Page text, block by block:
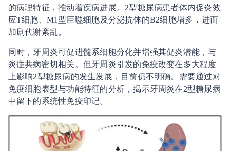
的病理特征，推动着疾病进展。2型糖尿病患者体内促炎效
应T细胞、M1型巨噬细胞及分泌抗体的B2细胞增多，进而
加剧代谢紊乱。
同时，牙周炎可促进髓系细胞分化并增强其促炎潜能，与
炎症共病密切相关。但牙周炎引发的免疫改变在多大程度
上影响2型糖尿病的发生发展，目前仍不明确。需要通过对
免疫细胞表型与功能特征的分析，揭示牙周炎在2型糖尿病
中留下的系统性免疫印记。